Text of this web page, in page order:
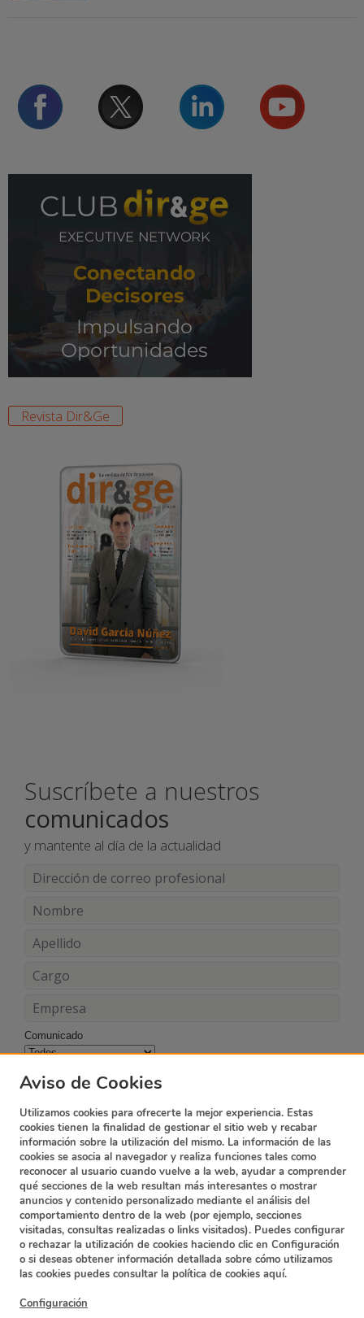
Revista Dir&Ge
Suscríbete a nuestros
comunicados
y mantente al día de la actualidad
Comunicado
Suscripción Newsletter
Contacto
Política de privacidad
Aviso de Cookies
Utilizamos cookies para ofrecerte la mejor experiencia. Estas
cookies tienen la finalidad de gestionar el sitio web y recabar
información sobre la utilización del mismo. La información de las
cookies se asocia al navegador y realiza funciones tales como
reconocer al usuario cuando vuelve a la web, ayudar a comprender
qué secciones de la web resultan más interesantes o mostrar
anuncios y contenido personalizado mediante el análisis del
comportamiento dentro de la web (por ejemplo, secciones
visitadas, consultas realizadas o links visitados). Puedes configurar
o rechazar la utilización de cookies haciendo clic en Configuración
o si deseas obtener información detallada sobre cómo utilizamos
las cookies puedes consultar la política de cookies aquí.
Configuración